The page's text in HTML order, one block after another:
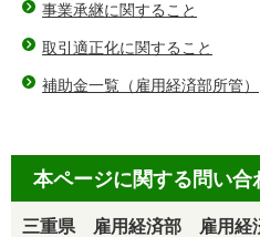
事業承継に関すること
取引適正化に関すること
補助金一覧（雇用経済部所管）
本ページに関する問い合
三重県 雇用経済部 雇用経